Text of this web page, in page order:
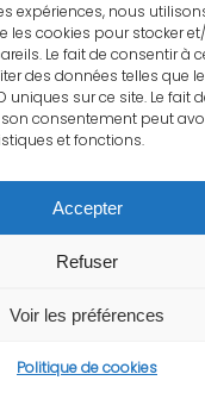
expériences, nous
les cookies pour stocker
Le fait de consentir à
des données telles que
uniques sur ce site. Le fait
consentement peut
et fonctions.
Accepter
Refuser
Voir les préférences
Politique de cookies